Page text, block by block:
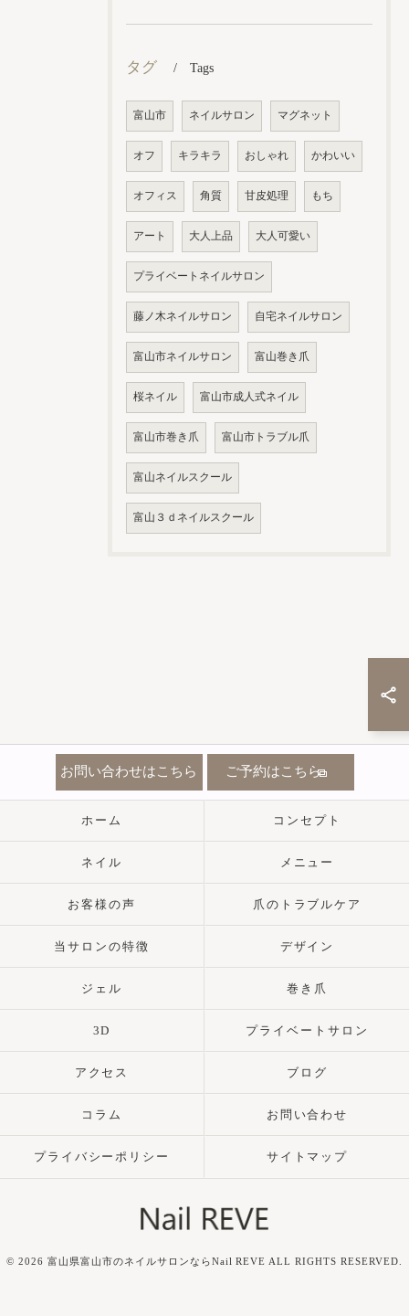
タグ Tags
富山市 ネイルサロン マグネット
オフ キラキラ おしゃれ かわいい
オフィス 角質 甘皮処理 もち
アート 大人上品 大人可愛い
プライベートネイルサロン
藤ノ木ネイルサロン 自宅ネイルサロン
富山市ネイルサロン 富山巻き爪
桜ネイル 富山市成人式ネイル
富山市巻き爪 富山市トラブル爪
富山ネイルスクール
富山３ｄネイルスクール
お問い合わせはこちら ご予約はこちら
ホーム コンセプト
ネイル メニュー
お客様の声 爪のトラブルケア
当サロンの特徴 デザイン
ジェル 巻き爪
3D プライベートサロン
アクセス ブログ
コラム お問い合わせ
プライバシーポリシー サイトマップ
© 2026 富山県富山市のネイルサロンならNail REVE ALL RIGHTS RESERVED.